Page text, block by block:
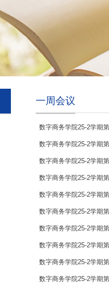
一周会议
数字商务学院25-2学期
数字商务学院25-2学期
数字商务学院25-2学期
数字商务学院25-2学期
数字商务学院25-2学期
数字商务学院25-2学期
数字商务学院25-2学期
数字商务学院25-2学期
数字商务学院25-2学期
数字商务学院25-2学期